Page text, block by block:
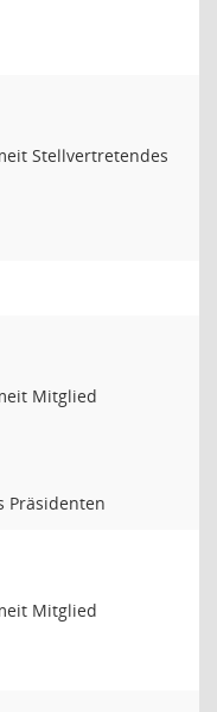
Stellvertretendes
Mitglied
Präsidenten
Mitglied